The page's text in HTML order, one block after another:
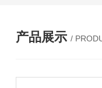
产品展示 /